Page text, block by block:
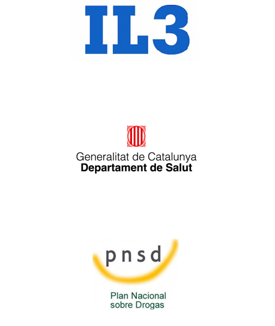
IL3 – Instituto de
Formación Continua
Generalitat de Cataluña
Salud mental y adicciones
Ministerio de Sanidad,
Servicios Sociales e
Igualdad
Plan Nacional Sobre
Drogas